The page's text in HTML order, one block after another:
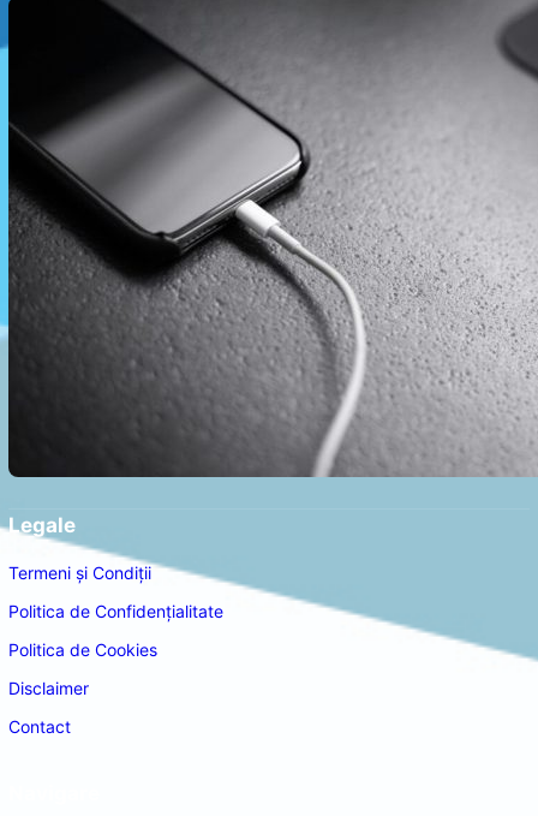
Legale
Termeni și Condiții
Politica de Confidențialitate
Politica de Cookies
Disclaimer
Contact